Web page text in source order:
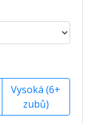
Vysoká (6+
zubů)